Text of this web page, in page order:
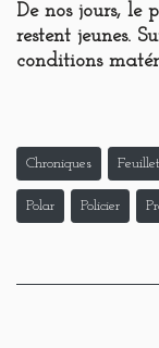
De nos jours, le
restent jeunes.
conditions
Chroniques
Polar Policier